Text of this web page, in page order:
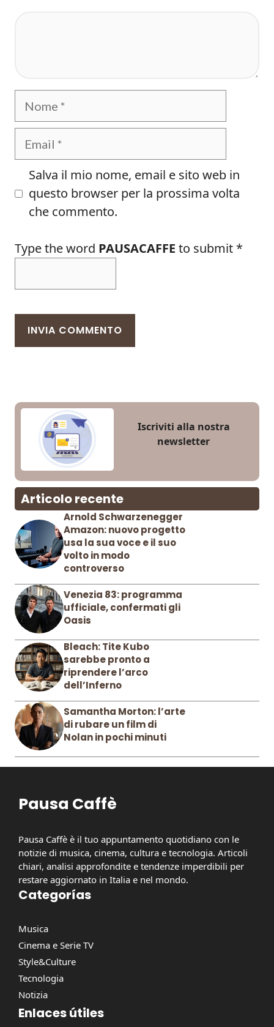
Nome
Email
Salva il mio nome, email e sito web in
questo browser per la prossima volta
che commento.
Type the word PAUSACAFFE to submit *
Iscriviti alla nostra
newsletter
Articolo recente
Arnold Schwarzenegger
Amazon: nuovo progetto
usa la sua voce e il suo
volto in modo
controverso
Venezia 83: programma
ufficiale, confermati gli
Oasis
Bleach: Tite Kubo
sarebbe pronto a
riprendere l’arco
dell’Inferno
Samantha Morton: l’arte
di rubare un film di
Nolan in pochi minuti
Pausa Caffè
Pausa Caffè è il tuo appuntamento quotidiano con le
notizie di musica, cinema, cultura e tecnologia. Articoli
chiari, analisi approfondite e tendenze imperdibili per
restare aggiornato in Italia e nel mondo.
Categorías
Musica
Cinema e Serie TV
Style&Culture
Tecnologia
Notizia
Enlaces útiles